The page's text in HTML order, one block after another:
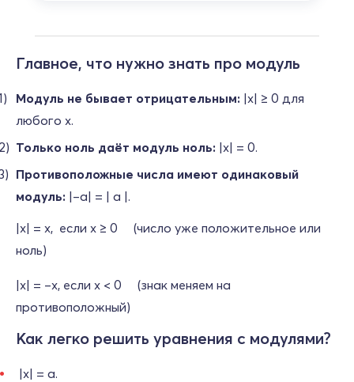
Главное, что нужно знать про модуль
Модуль не бывает отрицательным: |x| ≥ 0 для
любого x.
Только ноль даёт модуль ноль: |x| = 0.
Противоположные числа имеют одинаковый
модуль: |–a| = | a |.
|x| = x, если x ≥ 0 (число уже положительное или
ноль)
|x| = –x, если x < 0 (знак меняем на
противоположный)
Как легко решить уравнения с модулями?
|x| = a.